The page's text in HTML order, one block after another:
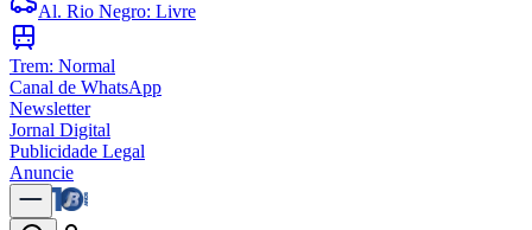
Al. Rio Negro: Livre
Trem: Normal
Canal de WhatsApp
Newsletter
Jornal Digital
Publicidade Legal
Anuncie